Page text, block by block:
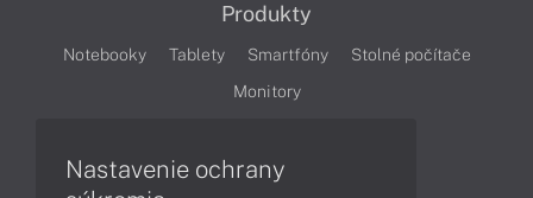
Produkty
Notebooky Tablety Smartfóny
Stolné počítače
Monitory
Články
Nastavenie ochrany